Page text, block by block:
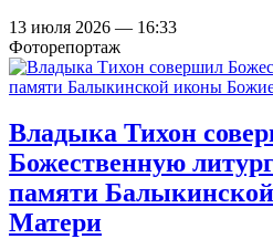
13 июля 2026 — 16:33
Фоторепортаж
Владыка Тихон
Божественную
памяти
Матери